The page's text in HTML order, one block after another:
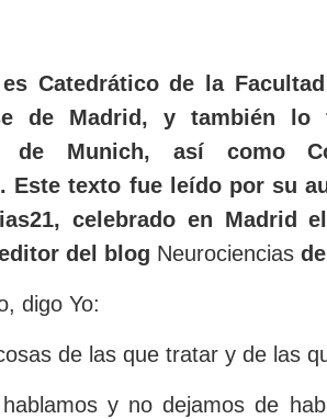
Catedrático de la
de Madrid, y también
de Munich, así como
Este texto fue leído por su
celebrado en Madrid
del blog Neurociencias
digo Yo:
de las que tratar y de las
y no dejamos de